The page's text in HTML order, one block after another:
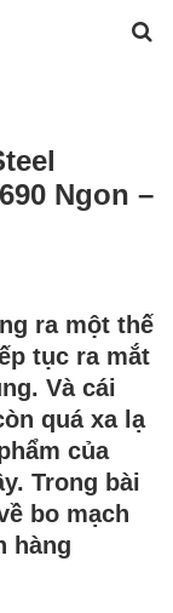
Ngon –
ra một thế
tục ra mắt
Và cái
quá xa lạ
của
Trong bài
bo mạch
hàng